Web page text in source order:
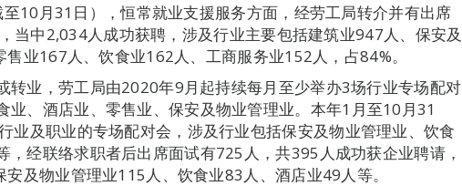
10月31日），恒常就业支援服务方面，经劳工局转介并有出席
当中2,034人成功获聘，涉及行业主要包括建筑业947人、保安及
业167人、饮食业162人、工商服务业152人，占84%。
转业，劳工局由2020年9月起持续每月至少举办3场行业专场配对
业、酒店业、零售业、保安及物业管理业。本年1月至10月31
业及职业的专场配对会，涉及行业包括保安及物业管理业、饮食
，经联络求职者后出席面试有725人，共395人成功获企业聘请，
及物业管理业115人、饮食业83人、酒店业49人等。